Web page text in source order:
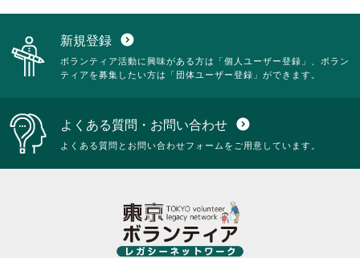
新規登録 expand_circle_down
ボランティア活動に興味がある方は「個人ユーザー登録」、ボラン
ティアを募集したい方は「団体ユーザー登録」ができます。
よくある質問・お問い合わせ expand_circle_down
よくある質問とお問い合わせフォームをご用意しています。